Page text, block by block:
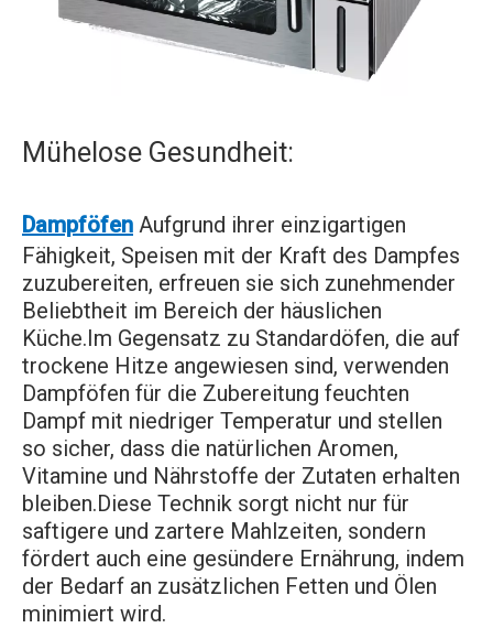
Mühelose Gesundheit:
Dampföfen Aufgrund ihrer einzigartigen
Fähigkeit, Speisen mit der Kraft des Dampfes
zuzubereiten, erfreuen sie sich zunehmender
Beliebtheit im Bereich der häuslichen
Küche.Im Gegensatz zu Standardöfen, die auf
trockene Hitze angewiesen sind, verwenden
Dampföfen für die Zubereitung feuchten
Dampf mit niedriger Temperatur und stellen
so sicher, dass die natürlichen Aromen,
Vitamine und Nährstoffe der Zutaten erhalten
bleiben.Diese Technik sorgt nicht nur für
saftigere und zartere Mahlzeiten, sondern
fördert auch eine gesündere Ernährung, indem
der Bedarf an zusätzlichen Fetten und Ölen
minimiert wird.